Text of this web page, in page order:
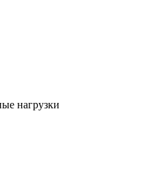
нагрузки